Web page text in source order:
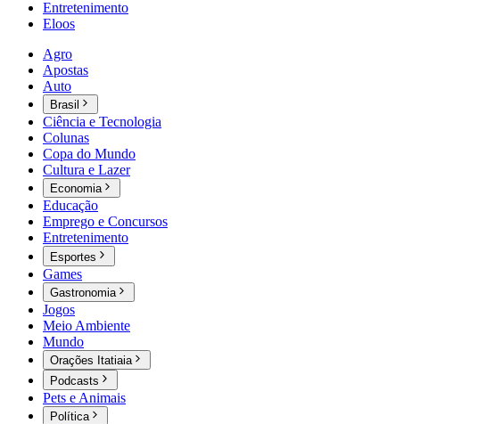
Entretenimento
Eloos
Agro
Apostas
Auto
Brasil
Ciência e Tecnologia
Colunas
Copa do Mundo
Cultura e Lazer
Economia
Educação
Emprego e Concursos
Entretenimento
Esportes
Games
Gastronomia
Jogos
Meio Ambiente
Mundo
Orações Itatiaia
Podcasts
Pets e Animais
Política